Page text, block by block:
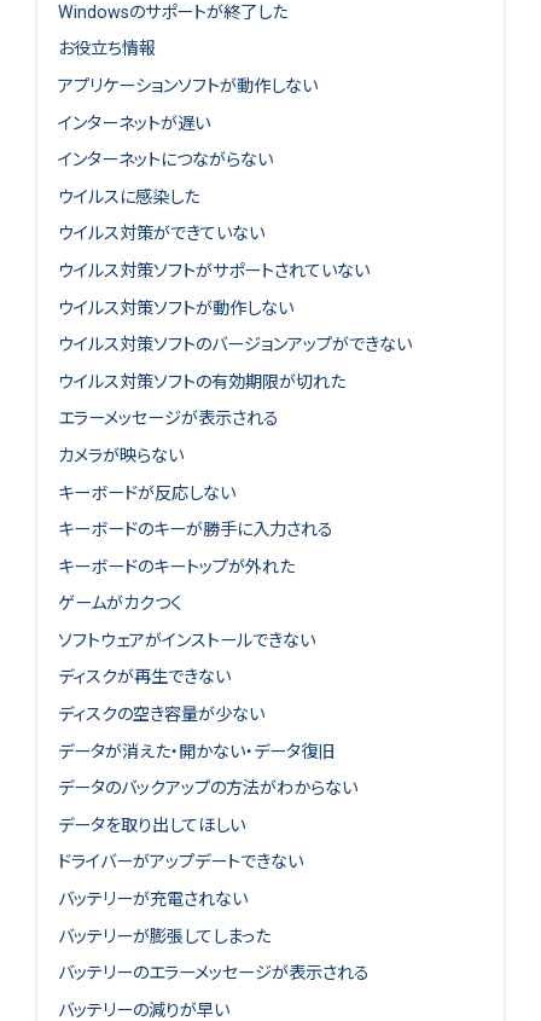
Windowsのサポートが終了した
お役立ち情報
アプリケーションソフトが動作しない
インターネットが遅い
インターネットにつながらない
ウイルスに感染した
ウイルス対策ができていない
ウイルス対策ソフトがサポートされていない
ウイルス対策ソフトが動作しない
ウイルス対策ソフトのバージョンアップができない
ウイルス対策ソフトの有効期限が切れた
エラーメッセージが表示される
カメラが映らない
キーボードが反応しない
キーボードのキーが勝手に入力される
キーボードのキートップが外れた
ゲームがカクつく
ソフトウェアがインストールできない
ディスクが再生できない
ディスクの空き容量が少ない
データが消えた・開かない・データ復旧
データのバックアップの方法がわからない
データを取り出してほしい
ドライバーがアップデートできない
バッテリーが充電されない
バッテリーが膨張してしまった
バッテリーのエラーメッセージが表示される
バッテリーの減りが早い